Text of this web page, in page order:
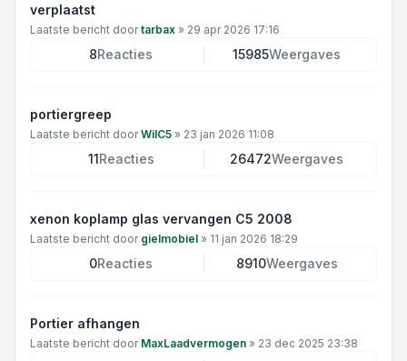
verplaatst
Laatste bericht doortarbax » 29 apr 2026 17:16
8Reacties 15985Weergaves
portiergreep
Laatste bericht doorWilC5 » 23 jan 2026 11:08
11Reacties 26472Weergaves
xenon koplamp glas vervangen C5 2008
Laatste bericht door gielmobiel » 11 jan 2026 18:29
0Reacties 8910Weergaves
Portier afhangen
Laatste bericht door MaxLaadvermogen » 23 dec 2025 23:38